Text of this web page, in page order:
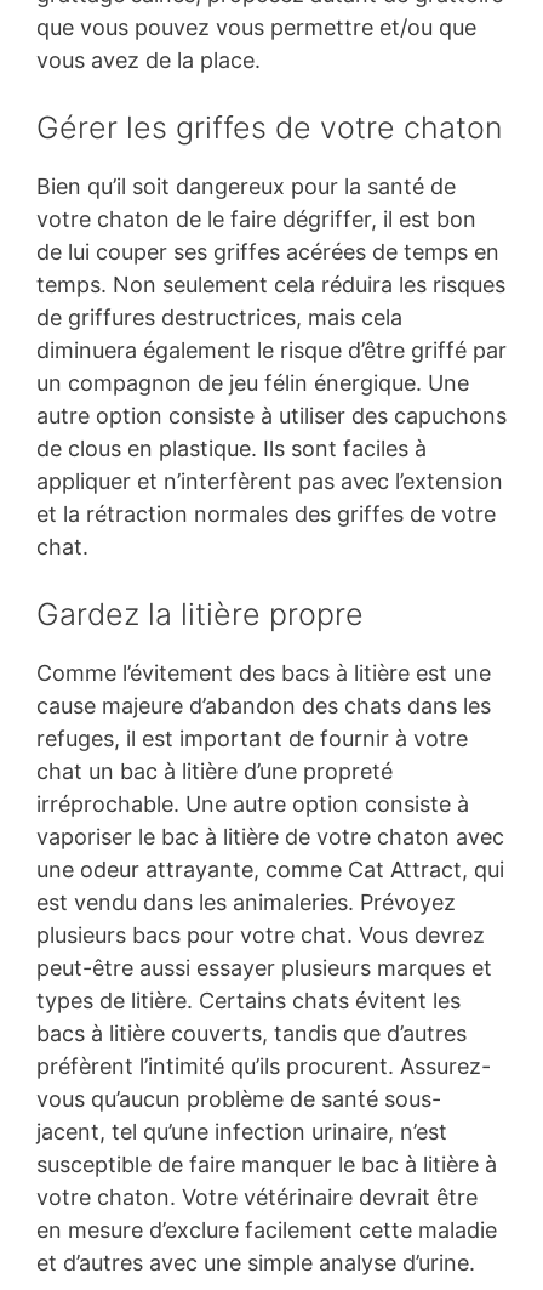
que vous pouvez vous permettre et/ou que
vous avez de la place.
Gérer les griffes de votre chaton
Bien qu’il soit dangereux pour la santé de
votre chaton de le faire dégriffer, il est bon
de lui couper ses griffes acérées de temps en
temps. Non seulement cela réduira les risques
de griffures destructrices, mais cela
diminuera également le risque d’être griffé par
un compagnon de jeu félin énergique. Une
autre option consiste à utiliser des capuchons
de clous en plastique. Ils sont faciles à
appliquer et n’interfèrent pas avec l’extension
et la rétraction normales des griffes de votre
chat.
Gardez la litière propre
Comme l’évitement des bacs à litière est une
cause majeure d’abandon des chats dans les
refuges, il est important de fournir à votre
chat un bac à litière d’une propreté
irréprochable. Une autre option consiste à
vaporiser le bac à litière de votre chaton avec
une odeur attrayante, comme Cat Attract, qui
est vendu dans les animaleries. Prévoyez
plusieurs bacs pour votre chat. Vous devrez
peut-être aussi essayer plusieurs marques et
types de litière. Certains chats évitent les
bacs à litière couverts, tandis que d’autres
préfèrent l’intimité qu’ils procurent. Assurez-
vous qu’aucun problème de santé sous-
jacent, tel qu’une infection urinaire, n’est
susceptible de faire manquer le bac à litière à
votre chaton. Votre vétérinaire devrait être
en mesure d’exclure facilement cette maladie
et d’autres avec une simple analyse d’urine.